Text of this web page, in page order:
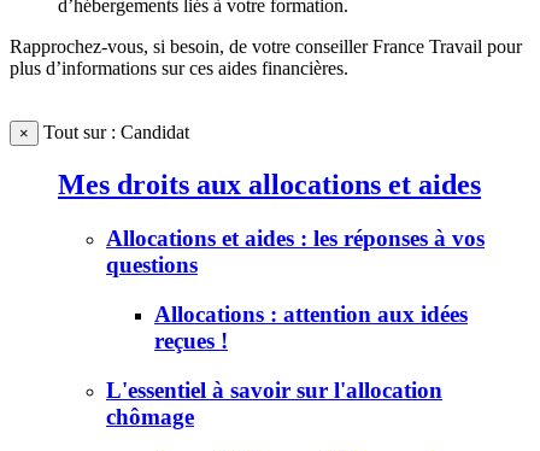
d’hébergements liés à votre formation.
Rapprochez-vous, si besoin, de votre conseiller France Travail pour
plus d’informations sur ces aides financières.
× Tout sur : Candidat
Mes droits aux allocations et aides
Allocations et aides : les réponses à vos
questions
Allocations : attention aux idées
reçues !
L'essentiel à savoir sur l'allocation
chômage